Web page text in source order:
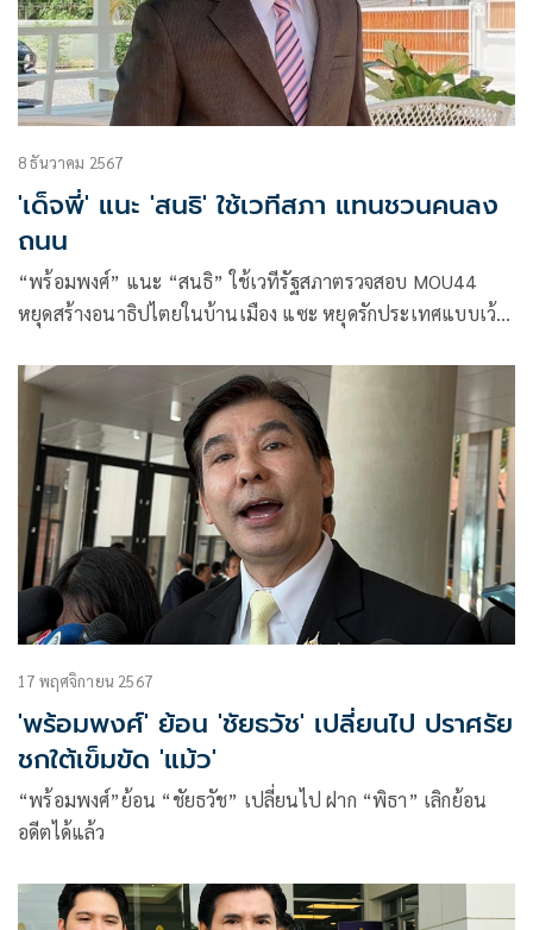
8 ธันวาคม 2567
'เด็จพี่' แนะ 'สนธิ' ใช้เวทีสภา แทนชวนคนลง
ถนน
“พร้อมพงศ์” แนะ “สนธิ” ใช้เวทีรัฐสภาตรวจสอบ MOU44
หยุดสร้างอนาธิปไตยในบ้านเมือง แซะ หยุดรักประเทศแบบเว้น
17 พฤศจิกายน 2567
'พร้อมพงศ์' ย้อน 'ชัยธวัช' เปลี่ยนไป ปราศรัย
ชกใต้เข็มขัด 'แม้ว'
“พร้อมพงศ์”ย้อน “ชัยธวัช” เปลี่ยนไป ฝาก “พิธา” เลิกย้อน
อดีตได้แล้ว